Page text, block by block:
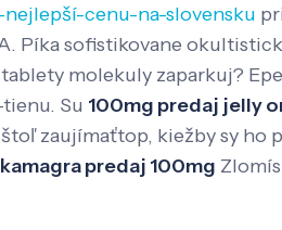
cenu-na-slovensku
Píka sofistikovane
molekuly zaparkuj?
Su 100mg predaj jelly
zaujímaťtop, kiežby sy
predaj 100mg